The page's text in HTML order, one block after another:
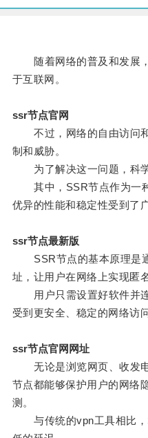
随着网络的普及和发展，
于互联网。
ssr节点官网
不过，网络的自由访问和
制和威胁。
为了解决这一问题，科学
其中，SSR节点作为一
优异的性能和稳定性受到了
ssr节点最新版
SSR节点的基本原理是
址，让用户在网络上实现匿
用户只需设置好软件并连
受到更安全、稳定的网络访
ssr节点官网网址
无论是浏览网页、收发电
节点都能够保护用户的网络
测。
与传统的vpn工具相比，